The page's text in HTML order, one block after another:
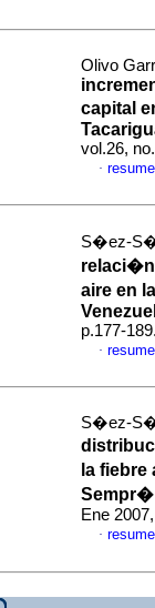
Olivo
capital
vol.26,
·
S�ez-
relaci�n
aire en
p.177-
·
S�ez-
la
Ene
·